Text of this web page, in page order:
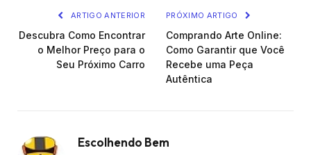
ARTIGO ANTERIOR
Descubra Como Encontrar
o Melhor Preço para o
Seu Próximo Carro
PRÓXIMO ARTIGO
Comprando Arte Online:
Como Garantir que Você
Recebe uma Peça
Autêntica
Escolhendo Bem